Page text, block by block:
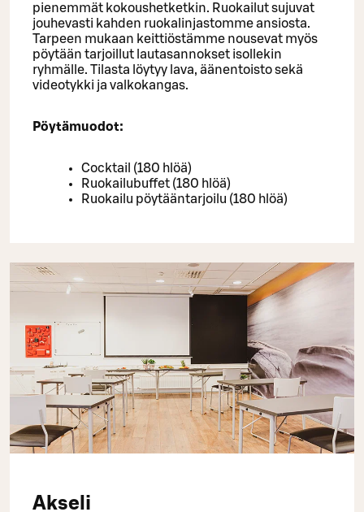
pienemmät kokoushetketkin. Ruokailut sujuvat
jouhevasti kahden ruokalinjastomme ansiosta.
Tarpeen mukaan keittiöstämme nousevat myös
pöytään tarjoillut lautasannokset isollekin
ryhmälle. Tilasta löytyy lava, äänentoisto sekä
videotykki ja valkokangas.
Pöytämuodot:
Cocktail (180 hlöä)
Ruokailubuffet (180 hlöä)
Ruokailu pöytääntarjoilu (180 hlöä)
Akseli